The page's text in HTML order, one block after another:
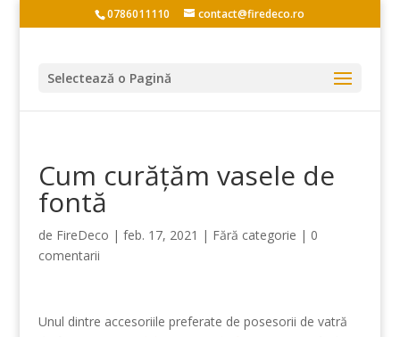
0786011110 contact@firedeco.ro
Selectează o Pagină
Cum curățăm vasele de
fontă
de FireDeco | feb. 17, 2021 | Fără categorie | 0
comentarii
Unul dintre accesoriile preferate de posesorii de vatră